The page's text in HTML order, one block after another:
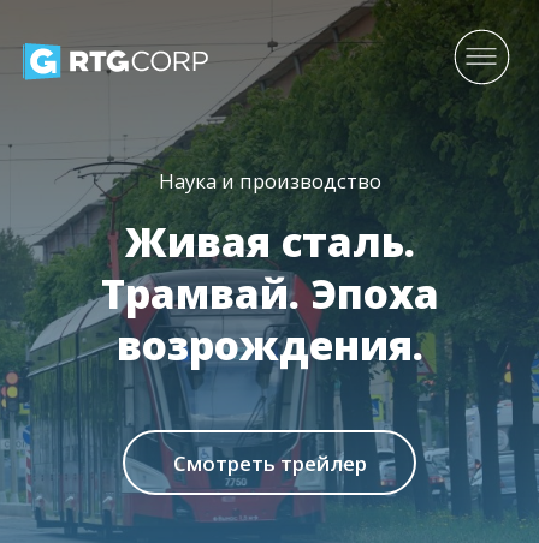
Наука и производство
Живая сталь.
Трамвай. Эпоха
возрождения.
Смотреть трейлер